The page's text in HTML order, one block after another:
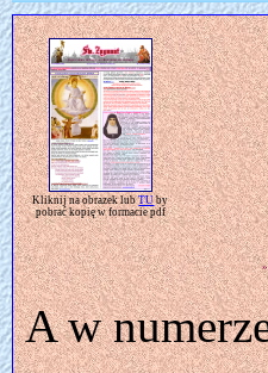
Kliknij na obrazek lubTUby
pobrać kopię w formacie pdf
»
A w